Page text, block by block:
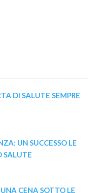
DI SALUTE SEMPRE
UN SUCCESSO LE
SALUTE
CENA SOTTO LE